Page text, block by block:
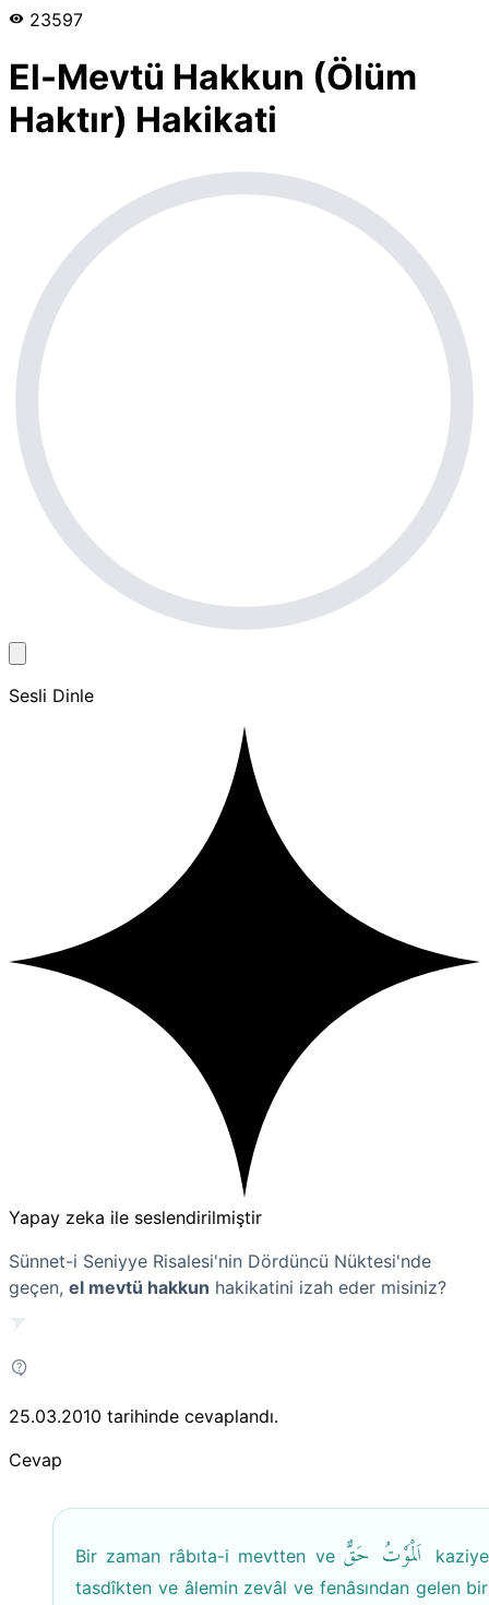
23597
El-Mevtü Hakkun (Ölüm
Haktır) Hakikati
Sesli Dinle
Yapay zeka ile seslendirilmiştir
Sünnet-i Seniyye Risalesi'nin Dördüncü Nüktesi'nde
geçen, el mevtü hakkun hakikatini izah eder misiniz?
25.03.2010 tarihinde cevaplandı.
Cevap
Bir zaman râbıta-i mevtten ve
tasdîkten ve âlemin zevâl ve fenâsından gelen